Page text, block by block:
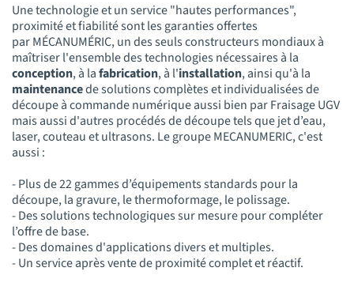
Une technologie et un service "hautes performances",
proximité et fiabilité sont les garanties offertes
par MÉCANUMÉRIC, un des seuls constructeurs mondiaux à
maîtriser l'ensemble des technologies nécessaires à la
conception, à lafabrication, à l'installation, ainsi qu'à la
maintenancede solutions complètes et individualisées de
découpe à commande numérique aussi bien par Fraisage UGV
mais aussi d'autres procédés de découpe tels que jet d’eau,
laser, couteau et ultrasons. Le groupe MECANUMERIC, c'est
aussi :
- Plus de 22 gammes d’équipements standards pour la
découpe, la gravure, le thermoformage, le polissage.
- Des solutions technologiques sur mesure pour compléter
l’offre de base.
- Des domaines d'applications divers et multiples.
- Un service après vente de proximité complet et réactif.